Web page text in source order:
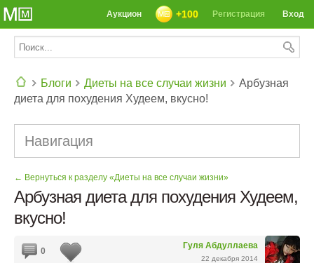
Вход
Регистрация
+100
Аукцион
Блоги Диеты на все случаи жизни
Арбузная
диета для похудения Худеем, вкусно!
Навигация
← Вернуться к разделу «Диеты на все случаи жизни»
Арбузная диета для похудения Худеем,
вкусно!
Гуля Абдуллаева
22 декабря 2014
0